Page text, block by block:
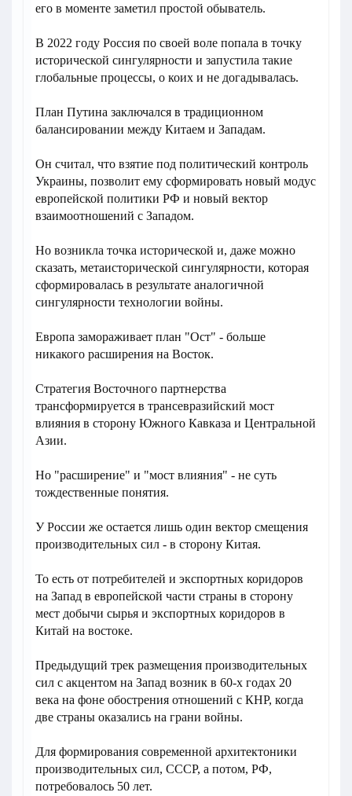
его в моменте заметил простой обыватель.
В 2022 году Россия по своей воле попала в точку
исторической сингулярности и запустила такие
глобальные процессы, о коих и не догадывалась.
План Путина заключался в традиционном
балансировании между Китаем и Западам.
Он считал, что взятие под политический контроль
Украины, позволит ему сформировать новый модус
европейской политики РФ и новый вектор
взаимоотношений с Западом.
Но возникла точка исторической и, даже можно
сказать, метаисторической сингулярности, которая
сформировалась в результате аналогичной
сингулярности технологии войны.
Европа замораживает план "Ост" - больше
никакого расширения на Восток.
Стратегия Восточного партнерства
трансформируется в трансевразийский мост
влияния в сторону Южного Кавказа и Центральной
Азии.
Но "расширение" и "мост влияния" - не суть
тождественные понятия.
У России же остается лишь один вектор смещения
производительных сил - в сторону Китая.
То есть от потребителей и экспортных коридоров
на Запад в европейской части страны в сторону
мест добычи сырья и экспортных коридоров в
Китай на востоке.
Предыдущий трек размещения производительных
сил с акцентом на Запад возник в 60-х годах 20
века на фоне обострения отношений с КНР, когда
две страны оказались на грани войны.
Для формирования современной архитектоники
производительных сил, СССР, а потом, РФ,
потребовалось 50 лет.